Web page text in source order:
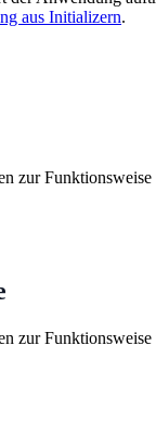
aus Initializern.
zur
zur